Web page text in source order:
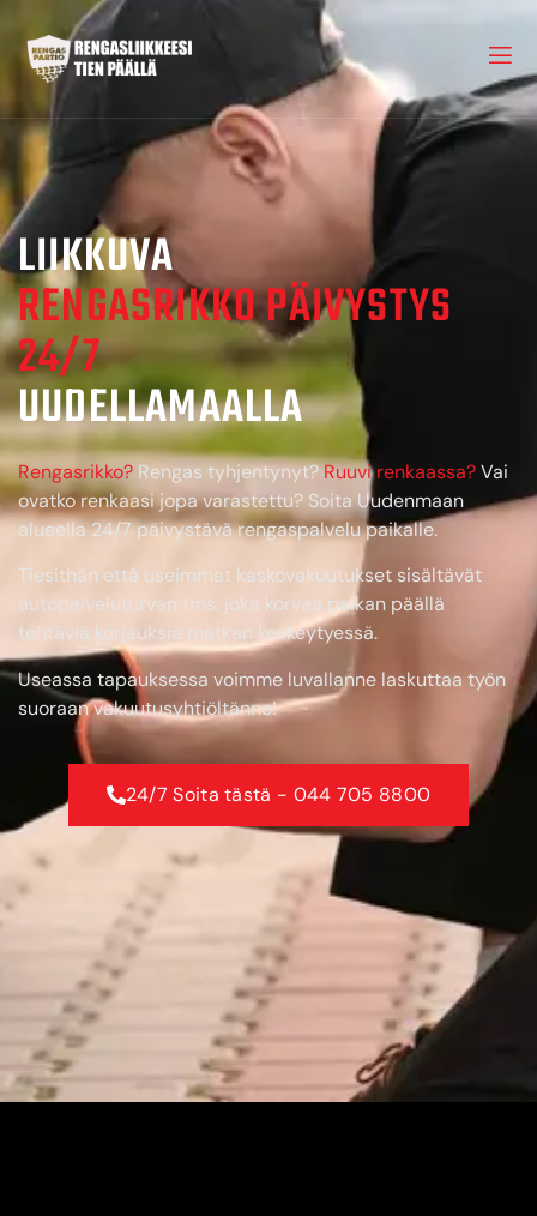
LIIKKUVA
RENGASRIKKO PÄIVYSTYS
24/7
UUDELLAMAALLA
Rengasrikko? Rengas tyhjentynyt?Ruuvi renkaassa?Vai
ovatko renkaasi jopa varastettu? Soita Uudenmaan
alueella 24/7 päivystävä rengaspalvelu paikalle.
Tiesithän että useimmat kaskovakuutukset sisältävät
autopalveluturvan tms. joka korvaa paikan päällä
tehtäviä korjauksia matkan keskeytyessä.
Useassa tapauksessa voimme luvallanne laskuttaa työn
suoraan vakuutusyhtiöltänne!
24/7 Soita tästä - 044 705 8800